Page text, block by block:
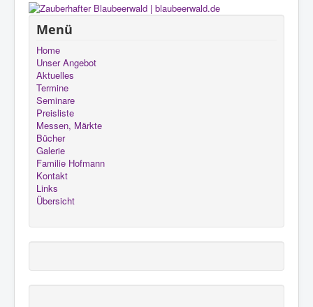
Menü
Home
Unser Angebot
Aktuelles
Termine
Seminare
Preisliste
Messen, Märkte
Bücher
Galerie
Familie Hofmann
Kontakt
Links
Übersicht